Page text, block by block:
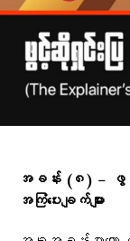
အခန်း (၈) − ဖွင့်
အကြံပေးချက်များ